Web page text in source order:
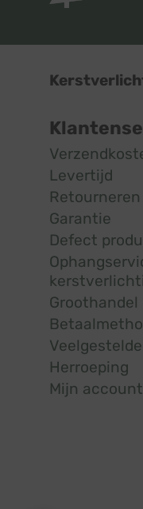
Levertijd
Garantie
Defect
Groothandel
Herroeping
Mijn